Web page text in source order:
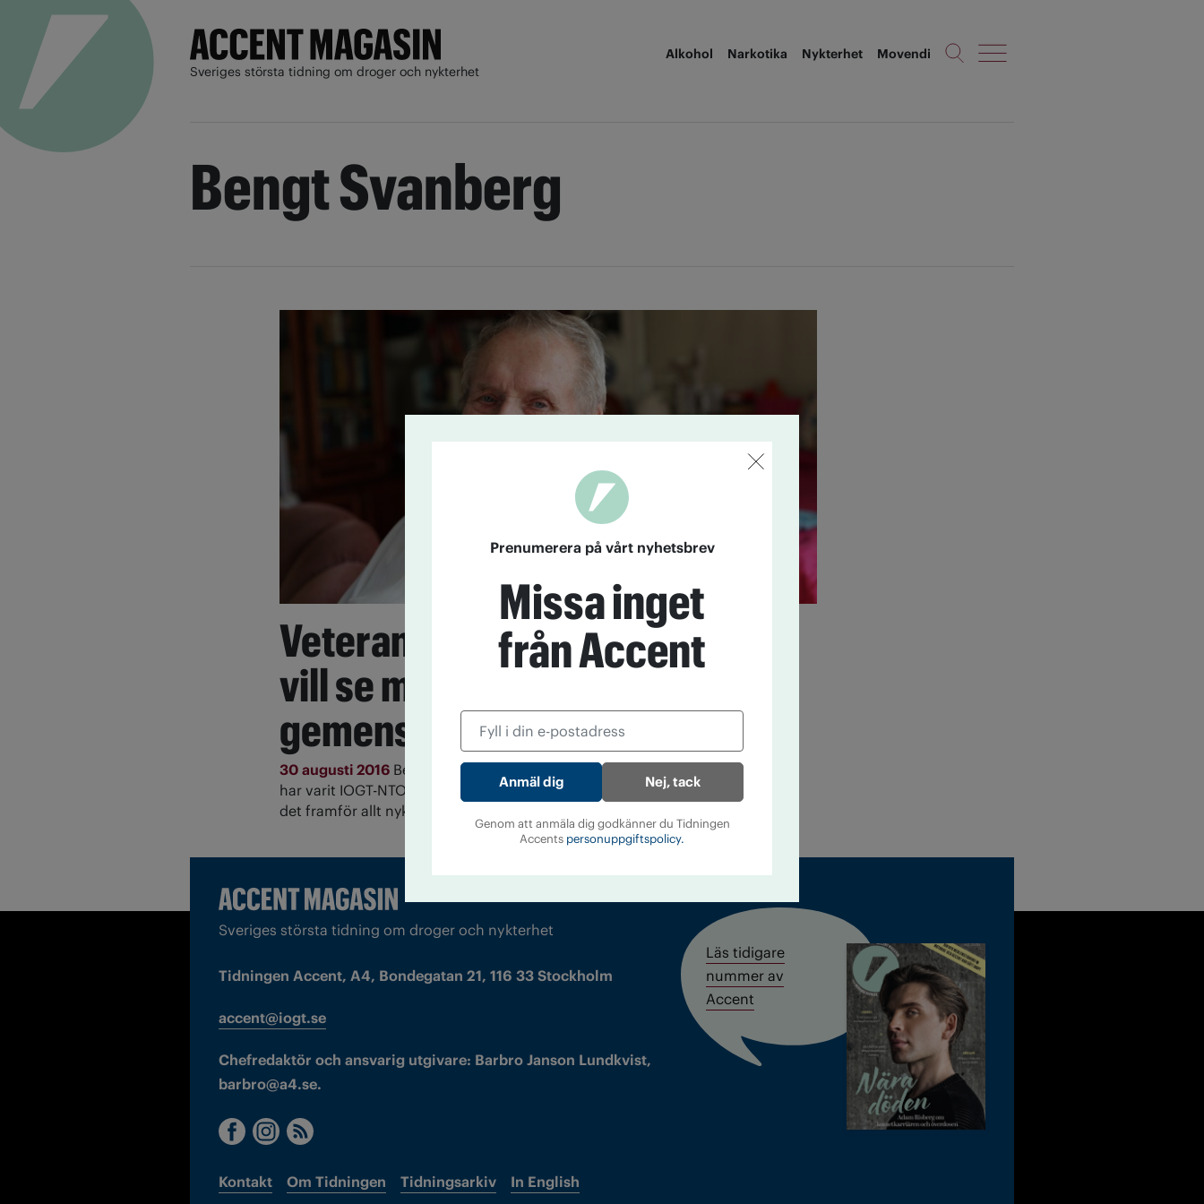
Sveriges största tidning om droger och nykterhet
Alkohol Narkotika Nykterhet Movendi
Bengt Svanberg
Veteranen Bengt Svanberg
vill se mer nykter
gemenskap
30 augusti 2016 Bengt Svanberg har aldrig druckit en droppe sprit och
har varit IOGT-NTO trogen i 72 år. Av IOGT-NTO:s prioriterade frågor är
det framför allt nykter gemenskap han efterlyser.
Sveriges största tidning om droger och nykterhet
Tidningen Accent, A4, Bondegatan 21, 116 33 Stockholm
accent@iogt.se
Chefredaktör och ansvarig utgivare: Barbro Janson Lundkvist,
barbro@a4.se.
Kontakt Om Tidningen Tidningsarkiv In English
Läs tidigare
nummer av
Accent
Prenumerera på vårt nyhetsbrev
Missa inget
från Accent
Nej, tack
Genom att anmäla dig godkänner du Tidningen
Accents personuppgiftspolicy.